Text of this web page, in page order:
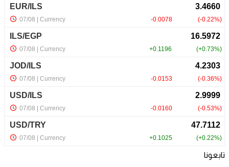
تابعونا